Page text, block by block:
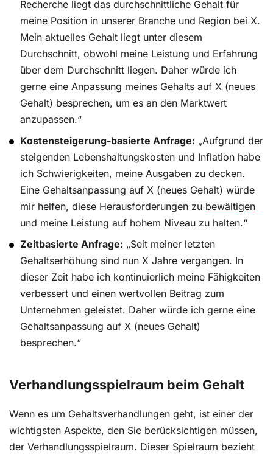
Recherche liegt das durchschnittliche Gehalt für
meine Position in unserer Branche und Region bei X.
Mein aktuelles Gehalt liegt unter diesem
Durchschnitt, obwohl meine Leistung und Erfahrung
über dem Durchschnitt liegen. Daher würde ich
gerne eine Anpassung meines Gehalts auf X (neues
Gehalt) besprechen, um es an den Marktwert
anzupassen.“
Kostensteigerung-basierte Anfrage: „Aufgrund der
steigenden Lebenshaltungskosten und Inflation habe
ich Schwierigkeiten, meine Ausgaben zu decken.
Eine Gehaltsanpassung auf X (neues Gehalt) würde
mir helfen, diese Herausforderungen zu bewältigen
und meine Leistung auf hohem Niveau zu halten.“
Zeitbasierte Anfrage: „Seit meiner letzten
Gehaltserhöhung sind nun X Jahre vergangen. In
dieser Zeit habe ich kontinuierlich meine Fähigkeiten
verbessert und einen wertvollen Beitrag zum
Unternehmen geleistet. Daher würde ich gerne eine
Gehaltsanpassung auf X (neues Gehalt)
besprechen.“
Verhandlungsspielraum beim Gehalt
Wenn es um Gehaltsverhandlungen geht, ist einer der
wichtigsten Aspekte, den Sie berücksichtigen müssen,
der Verhandlungsspielraum. Dieser Spielraum bezieht